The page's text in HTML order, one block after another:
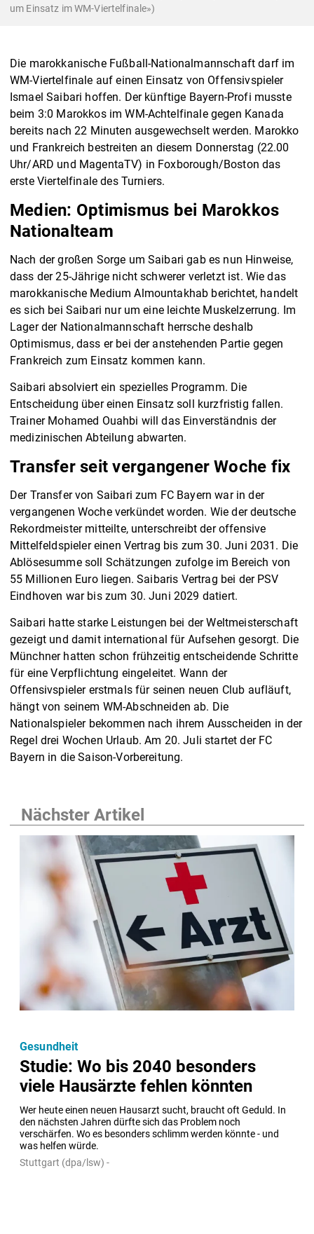
um Einsatz im WM-Viertelfinale»)
Die marokkanische Fußball-Nationalmannschaft darf im
WM-Viertelfinale auf einen Einsatz von Offensivspieler
Ismael Saibari hoffen. Der künftige Bayern-Profi musste
beim 3:0 Marokkos im WM-Achtelfinale gegen Kanada
bereits nach 22 Minuten ausgewechselt werden. Marokko
und Frankreich bestreiten an diesem Donnerstag (22.00
Uhr/ARD und MagentaTV) in Foxborough/Boston das
erste Viertelfinale des Turniers.
Medien: Optimismus bei Marokkos
Nationalteam
Nach der großen Sorge um Saibari gab es nun Hinweise,
dass der 25-Jährige nicht schwerer verletzt ist. Wie das
marokkanische Medium Almountakhab berichtet, handelt
es sich bei Saibari nur um eine leichte Muskelzerrung. Im
Lager der Nationalmannschaft herrsche deshalb
Optimismus, dass er bei der anstehenden Partie gegen
Frankreich zum Einsatz kommen kann.
Saibari absolviert ein spezielles Programm. Die
Entscheidung über einen Einsatz soll kurzfristig fallen.
Trainer Mohamed Ouahbi will das Einverständnis der
medizinischen Abteilung abwarten.
Transfer seit vergangener Woche fix
Der Transfer von Saibari zum FC Bayern war in der
vergangenen Woche verkündet worden. Wie der deutsche
Rekordmeister mitteilte, unterschreibt der offensive
Mittelfeldspieler einen Vertrag bis zum 30. Juni 2031. Die
Ablösesumme soll Schätzungen zufolge im Bereich von
55 Millionen Euro liegen. Saibaris Vertrag bei der PSV
Eindhoven war bis zum 30. Juni 2029 datiert.
Saibari hatte starke Leistungen bei der Weltmeisterschaft
gezeigt und damit international für Aufsehen gesorgt. Die
Münchner hatten schon frühzeitig entscheidende Schritte
für eine Verpflichtung eingeleitet. Wann der
Offensivspieler erstmals für seinen neuen Club aufläuft,
hängt von seinem WM-Abschneiden ab. Die
Nationalspieler bekommen nach ihrem Ausscheiden in der
Regel drei Wochen Urlaub. Am 20. Juli startet der FC
Bayern in die Saison-Vorbereitung.
Nächster Artikel
Studie: Wo bis 2040 besonders
viele Hausärzte fehlen könnten
Wer heute einen neuen Hausarzt sucht, braucht oft Geduld. In
den nächsten Jahren dürfte sich das Problem noch
verschärfen. Wo es besonders schlimm werden könnte - und
was helfen würde.
Gesundheit
Stuttgart (dpa/lsw) -